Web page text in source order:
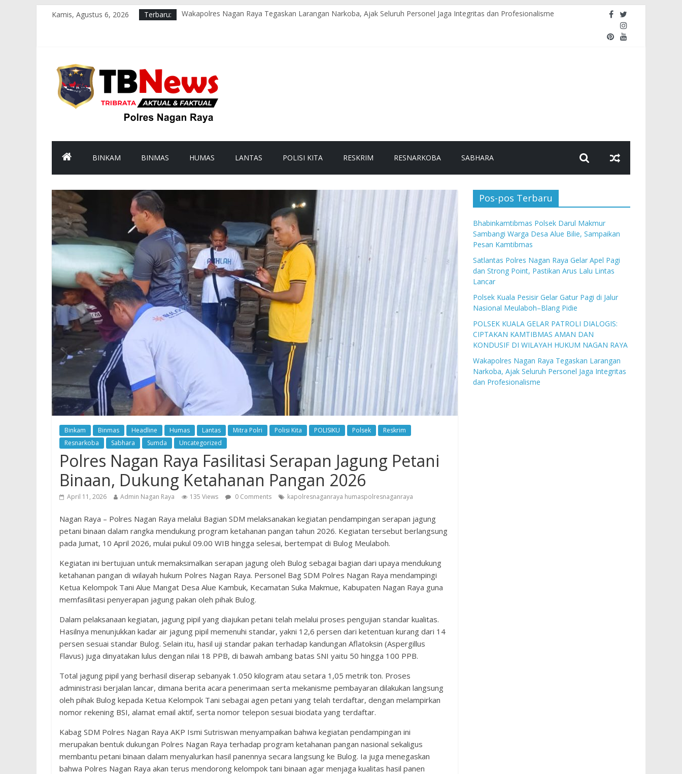
Kamis, Agustus 6, 2026 Terbaru:
Wakapolres Nagan Raya Tegaskan Larangan Narkoba, Ajak Seluruh Personel Jaga Integritas dan Profesionalisme
BINKAM BINMAS HUMAS LANTAS POLISI KITA RESKRIM RESNARKOBA SABHARA
Binkam Binmas Headline Humas Lantas Mitra Polri Polisi Kita POLISIKU Polsek
Reskrim
Resnarkoba
Sabhara Sumda Uncategorized
Polres Nagan Raya Fasilitasi Serapan Jagung Petani
Binaan, Dukung Ketahanan Pangan 2026
April 11, 2026 Admin Nagan Raya 135 Views 0 Comments kapolresnaganraya humaspolresnaganraya
Nagan Raya – Polres Nagan Raya melalui Bagian SDM melaksanakan kegiatan pendampingan serapan jagung
petani binaan dalam rangka mendukung program ketahanan pangan tahun 2026. Kegiatan tersebut berlangsung
pada Jumat, 10 April 2026, mulai pukul 09.00 WIB hingga selesai, bertempat di Bulog Meulaboh.
Kegiatan ini bertujuan untuk memaksimalkan serapan jagung oleh Bulog sebagai bagian dari upaya mendukung
ketahanan pangan di wilayah hukum Polres Nagan Raya. Personel Bag SDM Polres Nagan Raya mendampingi
Ketua Kelompok Tani Alue Mangat Desa Alue Kambuk, Kecamatan Suka Makmue, Kabupaten Nagan Raya guna
memfasilitasi penyerapan jagung pakan oleh pihak Bulog.
Dalam pelaksanaan kegiatan, jagung pipil yang diajukan petani telah melalui proses pengujian standar kualitas.
Hasilnya menunjukkan kadar air jagung pipil memenuhi standar, yakni 12,6 persen dari ketentuan kurang dari 14
persen sesuai standar Bulog. Selain itu, hasil uji standar pakan terhadap kandungan Aflatoksin (Aspergillus
Flavus) juga dinyatakan lulus dengan nilai 18 PPB, di bawah ambang batas SNI yaitu 50 hingga 100 PPB.
Total jagung pipil yang berhasil diserap sebanyak 1.050 kilogram atau setara 1,05 metrik ton. Proses
administrasi berjalan lancar, dimana berita acara penerimaan serta mekanisme pembayaran dilakukan langsung
oleh pihak Bulog kepada Ketua Kelompok Tani sebagai agen petani yang telah terdaftar, dengan melampirkan
nomor rekening BSI, alamat email aktif, serta nomor telepon sesuai biodata yang terdaftar.
Kabag SDM Polres Nagan Raya AKP Ismi Sutriswan menyampaikan bahwa kegiatan pendampingan ini
merupakan bentuk dukungan Polres Nagan Raya terhadap program ketahanan pangan nasional sekaligus
membantu petani binaan dalam menyalurkan hasil panennya secara langsung ke Bulog. Ia juga menegaskan
bahwa Polres Nagan Raya akan terus mendorong kelompok tani binaan agar menjaga kualitas hasil panen
Pos-pos Terbaru
Bhabinkamtibmas Polsek Darul Makmur
Sambangi Warga Desa Alue Bilie, Sampaikan
Pesan Kamtibmas
Satlantas Polres Nagan Raya Gelar Apel Pagi
dan Strong Point, Pastikan Arus Lalu Lintas
Lancar
Polsek Kuala Pesisir Gelar Gatur Pagi di Jalur
Nasional Meulaboh–Blang Pidie
POLSEK KUALA GELAR PATROLI DIALOGIS:
CIPTAKAN KAMTIBMAS AMAN DAN
KONDUSIF DI WILAYAH HUKUM NAGAN RAYA
Wakapolres Nagan Raya Tegaskan Larangan
Narkoba, Ajak Seluruh Personel Jaga Integritas
dan Profesionalisme